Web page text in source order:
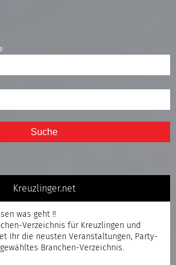
Suche
Kreuzlinger.net
was geht !!
Verzeichnis für Kreuzlingen und
Ihr die neusten Veranstaltungen, Party-
Branchen-Verzeichnis.